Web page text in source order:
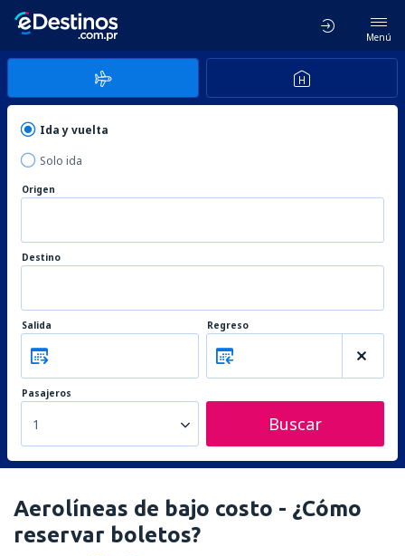
Menú
Ida y vuelta
Solo ida
Origen
Destino
Salida Regreso
Pasajeros
1 Buscar
Aerolíneas de bajo costo - ¿Cómo
reservar boletos?